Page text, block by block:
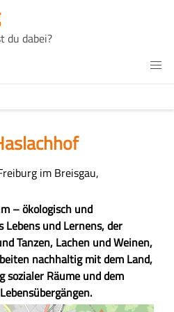
du dabei?
im Breisgau,
– ökologisch und
und Lernens, der
Tanzen, Lachen und Weinen,
nachhaltig mit dem Land,
sozialer Räume und dem